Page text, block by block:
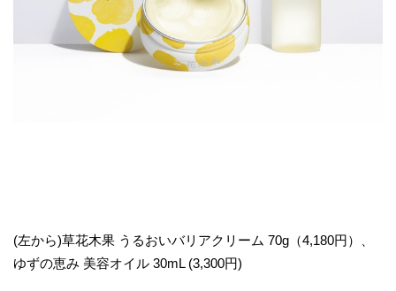
(左から)草花木果 うるおいバリアクリーム 70g（4,180円）、
ゆずの恵み 美容オイル 30mL (3,300円)